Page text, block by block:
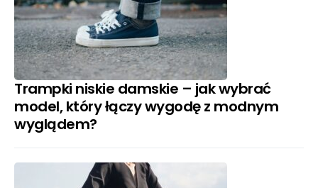
Trampki niskie damskie – jak wybrać
model, który łączy wygodę z modnym
wyglądem?